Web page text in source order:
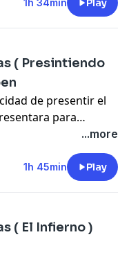
Play
( Presintiendo
de presentir el
para
...more
1h 45min Play
( El Infierno )